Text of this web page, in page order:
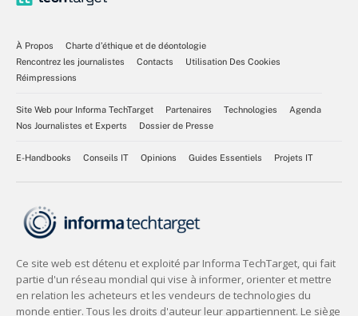
À Propos
Charte d’éthique et de déontologie
Rencontrez les journalistes
Contacts
Utilisation Des Cookies
Réimpressions
Site Web pour Informa TechTarget Partenaires Technologies
Agenda
Nos Journalistes et Experts
Dossier de Presse
E-Handbooks Conseils IT Opinions Guides Essentiels Projets IT